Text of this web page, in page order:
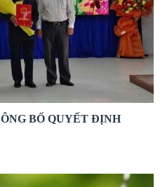
BỐ QUYẾT ĐỊNH